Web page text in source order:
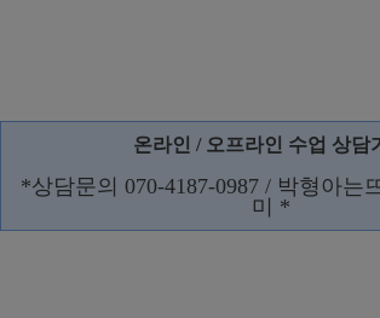
온라인 / 오프라인 수업 상담
*상담문의 070-4187-0987 / 박형아는
미 *